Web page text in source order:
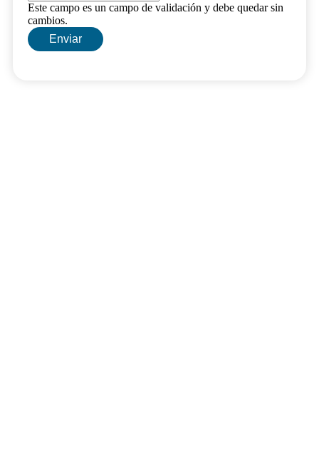
Este campo es un campo de validación y debe quedar sin
cambios.